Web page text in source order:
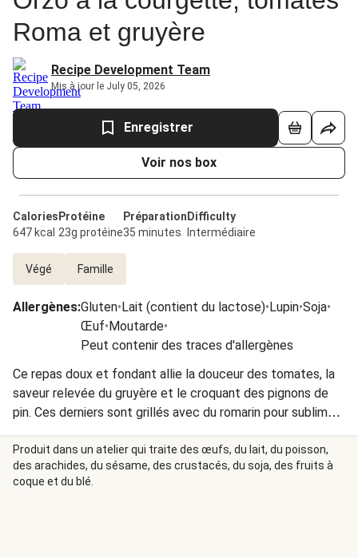
Roma et gruyère
Recipe Development Team
Mis à jour le July 05, 2026
Enregistrer
Voir nos box
Calories
647 kcal
Protéine
23g protéine
Préparation
35 minutes
Difficulty
Intermédiaire
Végé Famille
Allergènes:Gluten•Lait (contient du lactose)•Lupin•Soja•
Œuf•Moutarde•
Peut contenir des traces d'allergènes
Ce repas doux et fondant allie la douceur des tomates, la
saveur relevée du gruyère et le croquant des pignons de
pin. Ces derniers sont grillés avec du romarin pour sublimer
l’un comme l’autre.
Produit dans un atelier qui traite des œufs, du lait, du poisson,
des arachides, du sésame, des crustacés, du soja, des fruits à
coque et du blé.